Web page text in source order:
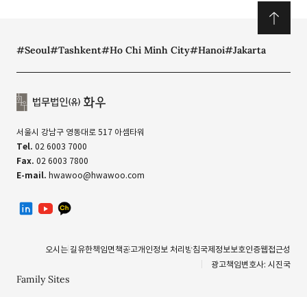
#Seoul#Tashkent#Ho Chi Minh City#Hanoi#Jakarta
서울시 강남구 영동대로 517 아셈타워
Tel. 02 6003 7000
Fax. 02 6003 7800
E-mail. hwawoo@hwawoo.com
Family Sites
오시는 길 유한책임면책공고개인정보 처리방침국제정보보호인증웹접근성
광고책임변호사: 시진국